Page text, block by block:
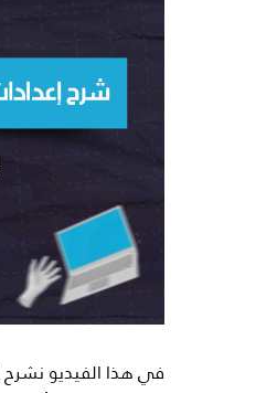
في هذا الفيديو نشرح